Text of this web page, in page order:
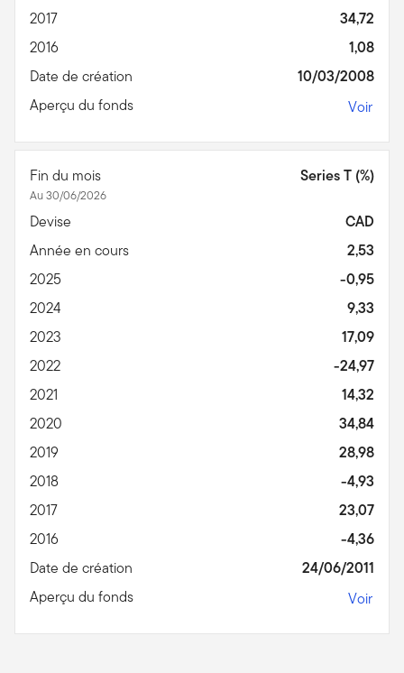
2017
34,72
2016
1,08
Date de création
10/03/2008
Aperçu du fonds
Voir
Fin du mois
Au 30/06/2026
Series T (%)
Devise
CAD
Année en cours
2,53
2025
-0,95
2024
9,33
2023
17,09
2022
-24,97
2021
14,32
2020
34,84
2019
28,98
2018
-4,93
2017
23,07
2016
-4,36
Date de création
24/06/2011
Aperçu du fonds
Voir